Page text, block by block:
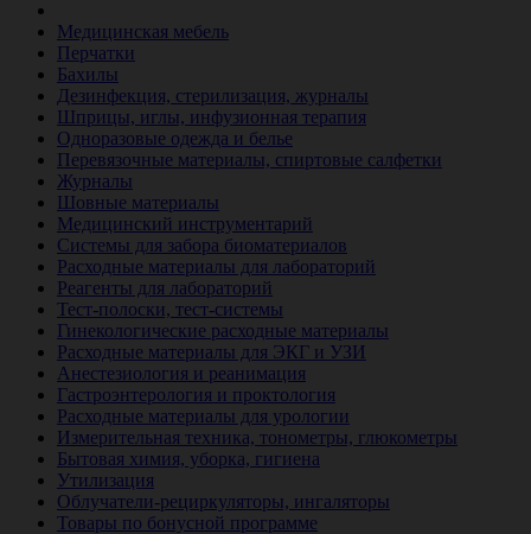
Медицинская мебель
Перчатки
Бахилы
Дезинфекция, стерилизация, журналы
Шприцы, иглы, инфузионная терапия
Одноразовые одежда и белье
Перевязочные материалы, спиртовые салфетки
Журналы
Шовные материалы
Медицинский инструментарий
Системы для забора биоматериалов
Расходные материалы для лабораторий
Реагенты для лабораторий
Тест-полоски, тест-системы
Гинекологические расходные материалы
Расходные материалы для ЭКГ и УЗИ
Анестезиология и реанимация
Гастроэнтерология и проктология
Расходные материалы для урологии
Измерительная техника, тонометры, глюкометры
Бытовая химия, уборка, гигиена
Утилизация
Облучатели-рециркуляторы, ингаляторы
Товары по бонусной программе